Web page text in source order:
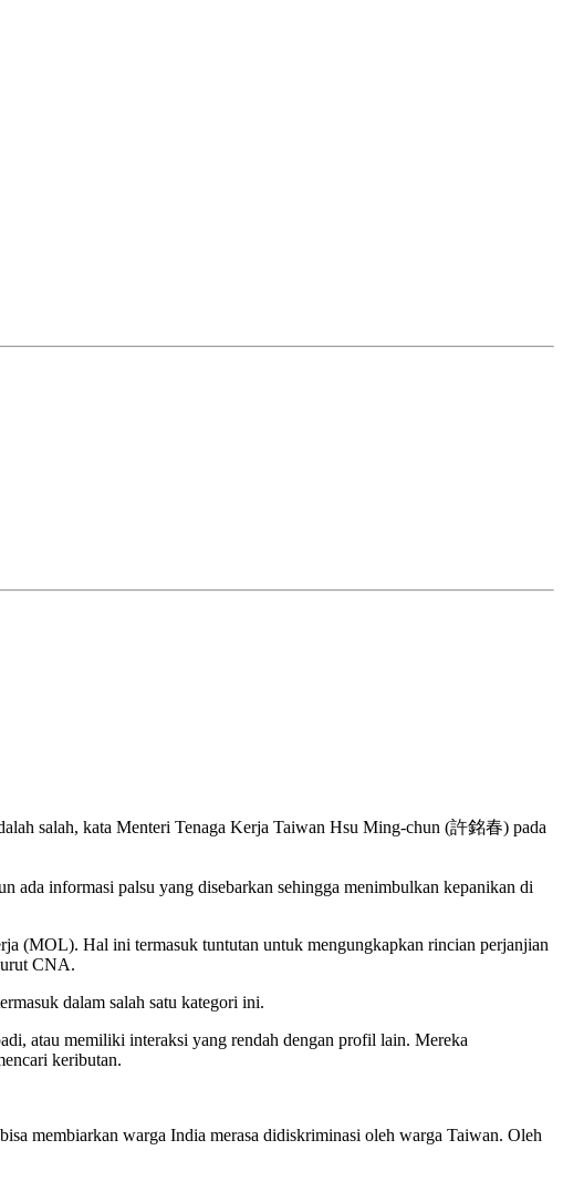
salah, kata Menteri Tenaga Kerja Taiwan Hsu Ming-chun (許銘春) pada
ada informasi palsu yang disebarkan sehingga menimbulkan kepanikan di
(MOL). Hal ini termasuk tuntutan untuk mengungkapkan rincian perjanjian
CNA.
dalam salah satu kategori ini.
atau memiliki interaksi yang rendah dengan profil lain. Mereka
keributan.
membiarkan warga India merasa didiskriminasi oleh warga Taiwan. Oleh